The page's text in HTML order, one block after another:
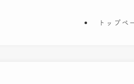
トップペ